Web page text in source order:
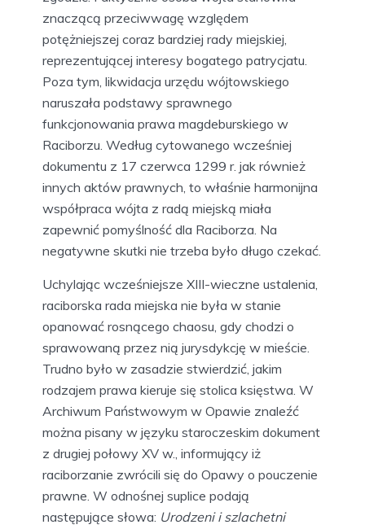
znaczącą przeciwwagę względem
potężniejszej coraz bardziej rady miejskiej,
reprezentującej interesy bogatego patrycjatu.
Poza tym, likwidacja urzędu wójtowskiego
naruszała podstawy sprawnego
funkcjonowania prawa magdeburskiego w
Raciborzu. Według cytowanego wcześniej
dokumentu z 17 czerwca 1299 r. jak również
innych aktów prawnych, to właśnie harmonijna
współpraca wójta z radą miejską miała
zapewnić pomyślność dla Raciborza. Na
negatywne skutki nie trzeba było długo czekać.
Uchylając wcześniejsze XIII-wieczne ustalenia,
raciborska rada miejska nie była w stanie
opanować rosnącego chaosu, gdy chodzi o
sprawowaną przez nią jurysdykcję w mieście.
Trudno było w zasadzie stwierdzić, jakim
rodzajem prawa kieruje się stolica księstwa. W
Archiwum Państwowym w Opawie znaleźć
można pisany w języku staroczeskim dokument
z drugiej połowy XV w., informujący iż
raciborzanie zwrócili się do Opawy o pouczenie
prawne. W odnośnej suplice podają
następujące słowa: Urodzeni i szlachetni